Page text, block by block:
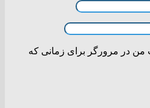
من در مرورگر برای زمانی که